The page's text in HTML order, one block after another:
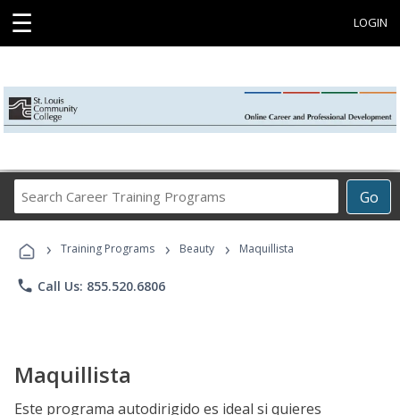
☰ LOGIN
Go
Career
Programs
› Training Programs › Beauty › Maquillista
phone Call Us: 855.520.6806
Maquillista
Este programa autodirigido es ideal si quieres